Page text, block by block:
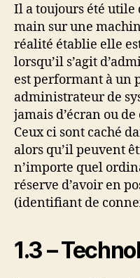
Il a toujours été
main sur une
réalité établie elle
lorsqu’il s’agit
est performant à un
administrateur de
jamais d’écran ou
Ceux ci sont caché
alors qu’il peuvent
n’importe quel
réserve d’avoir en
(identifiant de
1.3 –